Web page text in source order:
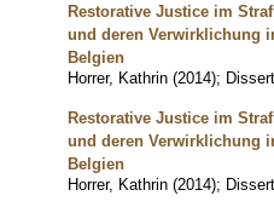
Restorative Justice im
und deren Verwirklichung
Belgien
Horrer, Kathrin (2014);
Restorative Justice im
und deren Verwirklichung
Belgien
Horrer, Kathrin (2014);